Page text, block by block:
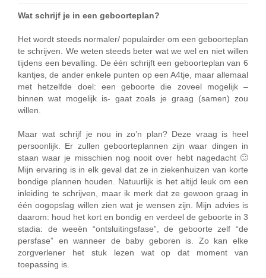
Wat schrijf je in een geboorteplan?
Het wordt steeds normaler/ populairder om een geboorteplan
te schrijven. We weten steeds beter wat we wel en niet willen
tijdens een bevalling. De één schrijft een geboorteplan van 6
kantjes, de ander enkele punten op een A4tje, maar allemaal
met hetzelfde doel: een geboorte die zoveel mogelijk –
binnen wat mogelijk is- gaat zoals je graag (samen) zou
willen.
Maar wat schrijf je nou in zo’n plan? Deze vraag is heel
persoonlijk. Er zullen geboorteplannen zijn waar dingen in
staan waar je misschien nog nooit over hebt nagedacht 🙂
Mijn ervaring is in elk geval dat ze in ziekenhuizen van korte
bondige plannen houden. Natuurlijk is het altijd leuk om een
inleiding te schrijven, maar ik merk dat ze gewoon graag in
één oogopslag willen zien wat je wensen zijn. Mijn advies is
daarom: houd het kort en bondig en verdeel de geboorte in 3
stadia: de weeën “ontsluitingsfase”, de geboorte zelf “de
persfase” en wanneer de baby geboren is. Zo kan elke
zorgverlener het stuk lezen wat op dat moment van
toepassing is.